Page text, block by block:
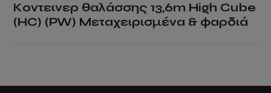
Κοντεινερ θαλάσσης 13,6m High Cube
(HC) (PW) Μεταχειρισμένα & φαρδιά